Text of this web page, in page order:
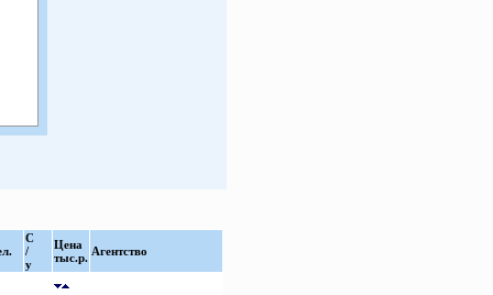
С
/
у
Цена
тыс.р. Агентство